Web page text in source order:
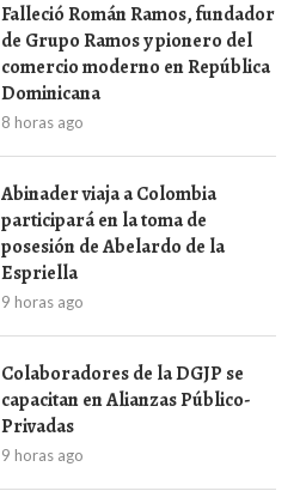
Falleció Román Ramos, fundador
de Grupo Ramos y pionero del
comercio moderno en República
Dominicana
8 horas ago
Abinader viaja a Colombia
participará en la toma de
posesión de Abelardo de la
Espriella
9 horas ago
Colaboradores de la DGJP se
capacitan en Alianzas Público-
Privadas
9 horas ago